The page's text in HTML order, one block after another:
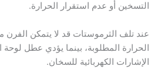
التسخين أو عدم استقرار الحرارة.
عند تلف الثرموستات قد لا يتمكن
الحرارة المطلوبة، بينما يؤدي عطل لوحة
الإشارات الكهربائية للسخان.